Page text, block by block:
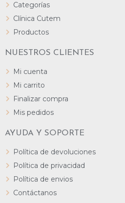
Categorías
Clínica Cutem
Productos
NUESTROS CLIENTES
Mi cuenta
Mi carrito
Finalizar compra
Mis pedidos
AYUDA Y SOPORTE
Política de devoluciones
Política de privacidad
Política de envios
Contáctanos